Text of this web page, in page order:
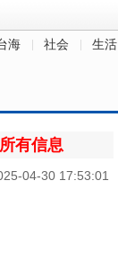
海 社会 生活
有信息
04-30 17:53:01